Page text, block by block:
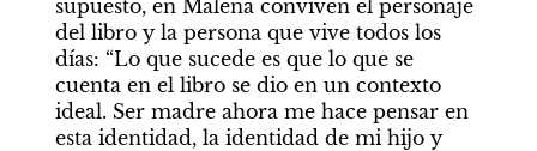
supuesto, en Malena conviven el personaje
del libro y la persona que vive todos los
días: “Lo que sucede es que lo que se
cuenta en el libro se dio en un contexto
ideal. Ser madre ahora me hace pensar en
esta identidad, la identidad de mi hijo y